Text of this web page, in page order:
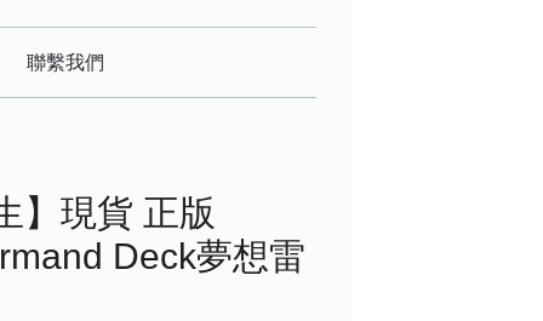
聯繫我們
】現貨 正版
Deck夢想雷